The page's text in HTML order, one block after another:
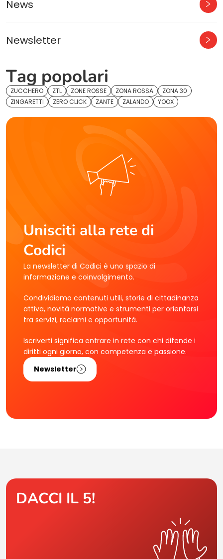
News
Newsletter
Tag popolari
ZUCCHERO ZTL ZONE ROSSE ZONA ROSSA
ZONA 30
ZINGARETTI
ZERO CLICK ZANTE ZALANDO YOOX
Unisciti alla rete di
Codici
La newsletter di Codici è uno spazio di
informazione e coinvolgimento.
Condividiamo contenuti utili, storie di cittadinanza
attiva, novità normative e strumenti per orientarsi
tra servizi, reclami e opportunità.
Iscriverti significa entrare in rete con chi difende i
diritti ogni giorno, con competenza e passione.
Newsletter
DACCI IL 5!